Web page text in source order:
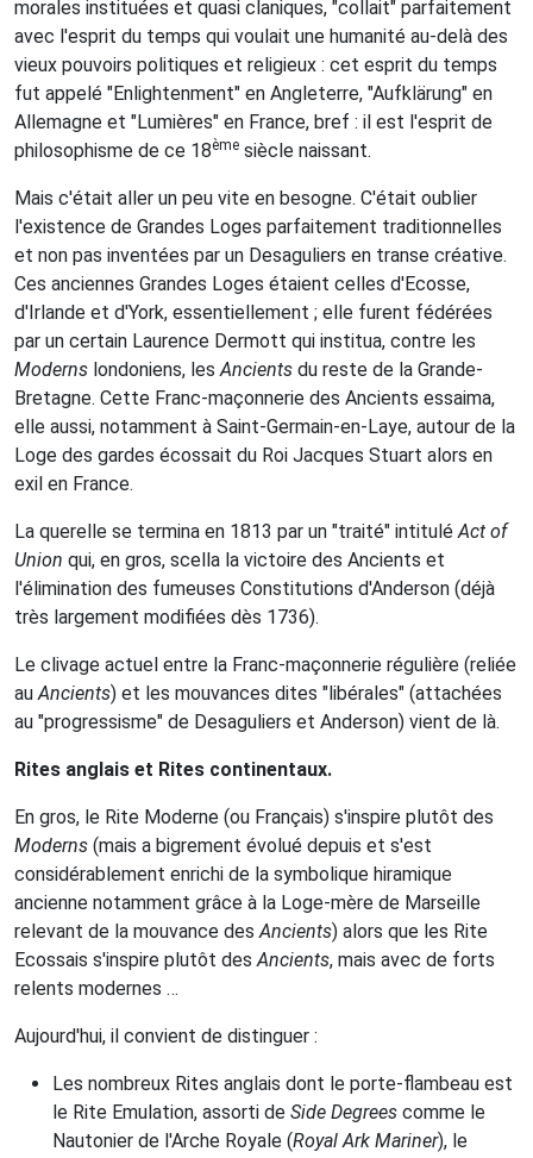
morales instituées et quasi claniques, "collait" parfaitement
avec l'esprit du temps qui voulait une humanité au-delà des
vieux pouvoirs politiques et religieux : cet esprit du temps
fut appelé "Enlightenment" en Angleterre, "Aufklärung" en
Allemagne et "Lumières" en France, bref : il est l'esprit de
philosophisme de ce 18ème siècle naissant.
Mais c'était aller un peu vite en besogne. C'était oublier
l'existence de Grandes Loges parfaitement traditionnelles
et non pas inventées par un Desaguliers en transe créative.
Ces anciennes Grandes Loges étaient celles d'Ecosse,
d'Irlande et d'York, essentiellement ; elle furent fédérées
par un certain Laurence Dermott qui institua, contre les
Moderns londoniens, lesAncients du reste de la Grande-
Bretagne. Cette Franc-maçonnerie des Ancients essaima,
elle aussi, notamment à Saint-Germain-en-Laye, autour de la
Loge des gardes écossait du Roi Jacques Stuart alors en
exil en France.
La querelle se termina en 1813 par un "traité" intituléAct of
Union qui, en gros, scella la victoire des Ancients et
l'élimination des fumeuses Constitutions d'Anderson (déjà
très largement modifiées dès 1736).
Le clivage actuel entre la Franc-maçonnerie régulière (reliée
auAncients) et les mouvances dites "libérales" (attachées
au "progressisme" de Desaguliers et Anderson) vient de là.
Rites anglais et Rites continentaux.
En gros, le Rite Moderne (ou Français) s'inspire plutôt des
Moderns (mais a bigrement évolué depuis et s'est
considérablement enrichi de la symbolique hiramique
ancienne notamment grâce à la Loge-mère de Marseille
relevant de la mouvance desAncients) alors que les Rite
Ecossais s'inspire plutôt desAncients, mais avec de forts
relents modernes …
Aujourd'hui, il convient de distinguer :
Les nombreux Rites anglais dont le porte-flambeau est
le Rite Emulation, assorti de Side Degrees comme le
Nautonier de l'Arche Royale (Royal Ark Mariner), le